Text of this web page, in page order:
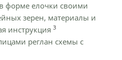
форме елочки своими
зерен, материалы и
инструкция 3
реглан схемы с